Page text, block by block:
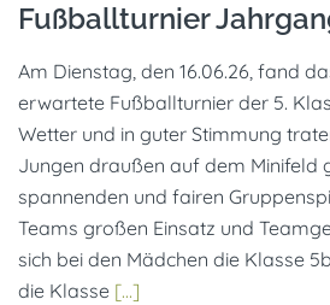
Fußballturnier
Am Dienstag, den 16.06.26, fand
erwartete Fußballturnier der 5.
Wetter und in guter Stimmung
Jungen draußen auf dem Minifeld
spannenden und fairen
Teams großen Einsatz und
sich bei den Mädchen die Klasse
die Klasse […]